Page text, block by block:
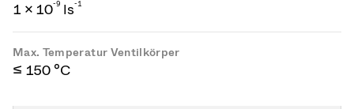
1 × 10-9 ls-1
Max. Temperatur Ventilkörper
≤ 150 °C